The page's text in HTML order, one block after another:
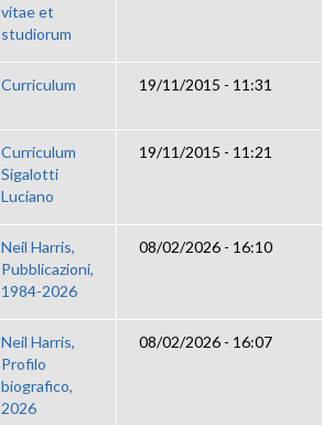
vitae et
studiorum
Curriculum 19/11/2015 - 11:31
Curriculum
Sigalotti
Luciano
19/11/2015 - 11:21
Neil Harris,
Pubblicazioni,
1984-2026
08/02/2026 - 16:10
Neil Harris,
Profilo
biografico,
2026
08/02/2026 - 16:07